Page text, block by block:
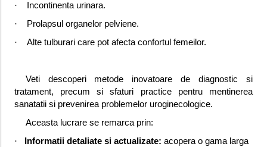
·
Incontinenta urinara.
·
Prolapsul organelor pelviene.
·
Alte tulburari care pot afecta confortul femeilor.
Veti descoperi metode inovatoare de diagnostic si
tratament, precum si sfaturi practice pentru mentinerea
sanatatii si prevenirea problemelor uroginecologice.
Aceasta lucrare se remarca prin:
·
Informatii detaliate si actualizate: acopera o gama larga